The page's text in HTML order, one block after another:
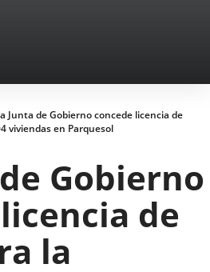
Junta de Gobierno concede licencia de
viviendas en Parquesol
Gobierno
de
la